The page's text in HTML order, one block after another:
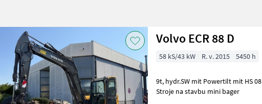
Volvo ECR 88 D
58 kS/43 kW R. v. 2015 5450 h
9t, hydr.SW mit Powertilt mit HS 08, 2 Tieflöffel, 1 Böschungslöffel
Stroje na stavbu mini bager